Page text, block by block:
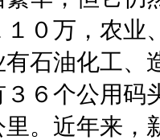
０万，农业
石油化工、
６个公用码
。近年来，